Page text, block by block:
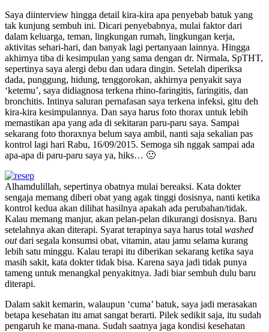
Saya diinterview hingga detail kira-kira apa penyebab batuk yang
tak kunjung sembuh ini. Dicari penyebabnya, mulai faktor dari
dalam keluarga, teman, lingkungan rumah, lingkungan kerja,
aktivitas sehari-hari, dan banyak lagi pertanyaan lainnya. Hingga
akhirnya tiba di kesimpulan yang sama dengan dr. Nirmala, SpTHT,
sepertinya saya alergi debu dan udara dingin. Setelah diperiksa
dada, punggung, hidung, tenggorokan, akhirnya penyakit saya
‘ketemu’, saya didiagnosa terkena rhino-faringitis, faringitis, dan
bronchitis. Intinya saluran pernafasan saya terkena infeksi, gitu deh
kira-kira kesimpulannya. Dan saya harus foto thorax untuk lebih
memastikan apa yang ada di sekitaran paru-paru saya. Sampai
sekarang foto thoraxnya belum saya ambil, nanti saja sekalian pas
kontrol lagi hari Rabu, 16/09/2015. Semoga sih nggak sampai ada
apa-apa di paru-paru saya ya, hiks… 🙁
Alhamdulillah, sepertinya obatnya mulai bereaksi. Kata dokter
sengaja memang diberi obat yang agak tinggi dosisnya, nanti ketika
kontrol kedua akan dilihat hasilnya apakah ada perubahan/tidak.
Kalau memang manjur, akan pelan-pelan dikurangi dosisnya. Baru
setelahnya akan diterapi. Syarat terapinya saya harus total washed
outdari segala konsumsi obat, vitamin, atau jamu selama kurang
lebih satu minggu. Kalau terapi itu diberikan sekarang ketika saya
masih sakit, kata dokter tidak bisa. Karena saya jadi tidak punya
tameng untuk menangkal penyakitnya. Jadi biar sembuh dulu baru
diterapi.
Dalam sakit kemarin, walaupun ‘cuma’ batuk, saya jadi merasakan
betapa kesehatan itu amat sangat berarti. Pilek sedikit saja, itu sudah
pengaruh ke mana-mana. Sudah saatnya jaga kondisi kesehatan